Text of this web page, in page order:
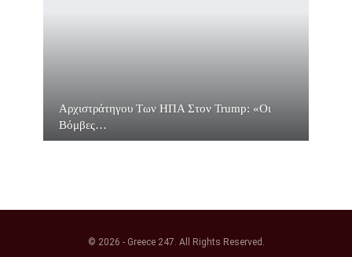
Αρχιστράτηγου Των ΗΠΑ Στον Trump: «Οι
Βόμβες…
© 2026 - Greece 247. All Rights Reserved.